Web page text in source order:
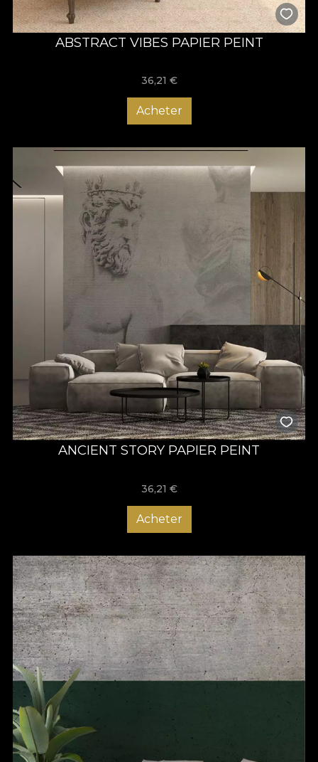
ABSTRACT VIBES PAPIER PEINT
36,21 €
Acheter
ANCIENT STORY PAPIER PEINT
36,21 €
Acheter